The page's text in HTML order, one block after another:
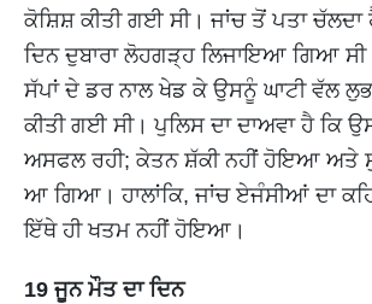
ਕੋਸ਼ਿਸ਼ ਕੀਤੀ ਗਈ ਸੀ। ਜਾਂਚ ਤੋਂ ਪਤਾ
ਦਿਨ ਦੁਬਾਰਾ ਲੋਹਗੜ੍ਹ ਲਿਜਾਇਆ ਗਿਆ
ਸੱਪਾਂ ਦੇ ਡਰ ਨਾਲ ਖੇਡ ਕੇ ਉਸਨੂੰ ਘਾਟੀ ਵੱਲ
ਕੀਤੀ ਗਈ ਸੀ। ਪੁਲਿਸ ਦਾ ਦਾਅਵਾ ਹੈ ਕਿ
ਅਸਫਲ ਰਹੀ; ਕੇਤਨ ਸ਼ੱਕੀ ਨਹੀਂ ਹੋਇਆ ਅਤੇ
ਆ ਗਿਆ। ਹਾਲਾਂਕਿ, ਜਾਂਚ ਏਜੰਸੀਆਂ ਦਾ
ਇੱਥੇ ਹੀ ਖਤਮ ਨਹੀਂ ਹੋਇਆ।
19 ਜੂਨ ਮੌਤ ਦਾ ਦਿਨ